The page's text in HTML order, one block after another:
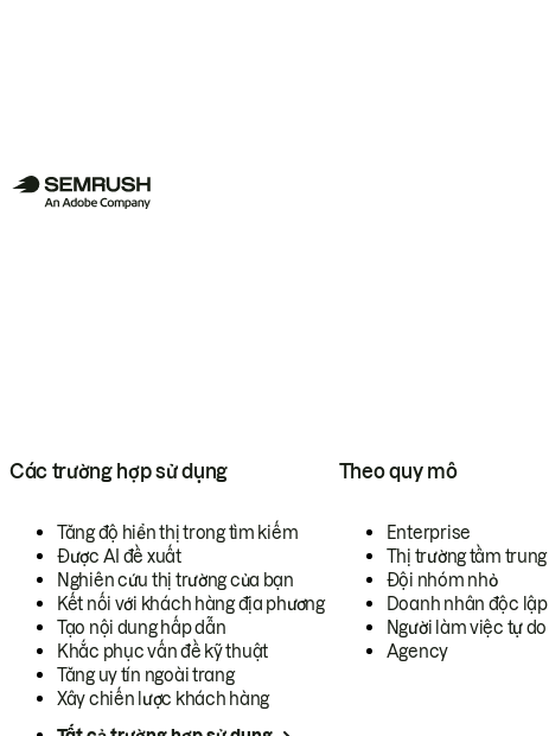
Các trường hợp sử dụng
Tăng độ hiển thị trong tìm kiếm
Được AI đề xuất
Nghiên cứu thị trường của bạn
Kết nối với khách hàng địa phương
Tạo nội dung hấp dẫn
Khắc phục vấn đề kỹ thuật
Tăng uy tín ngoài trang
Xây chiến lược khách hàng
Theo quy mô
Enterprise
Thị trường tầm trung
Đội nhóm nhỏ
Doanh nhân độc lập
Người làm việc tự do
Agency